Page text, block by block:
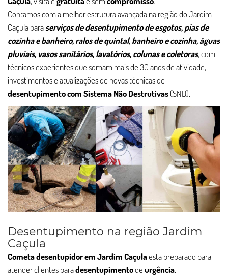
Contamos com a melhor estrutura avançada na região do Jardim
Caçula paraserviços de desentupimento de esgotos, pias de
cozinha e banheiro, ralos de quintal, banheiro e cozinha, águas
pluviais, vasos sanitários, lavatórios, colunas e coletoras, com
técnicos experientes que somam mais de 30 anos de atividade,
investimentos e atualizações de novas técnicas de
desentupimento com Sistema Não Destrutivas(SND).
Desentupimento na região Jardim
Caçula
Cometa desentupidor em Jardim Caçulaesta preparado para
atender clientes paradesentupimentodeurgência,